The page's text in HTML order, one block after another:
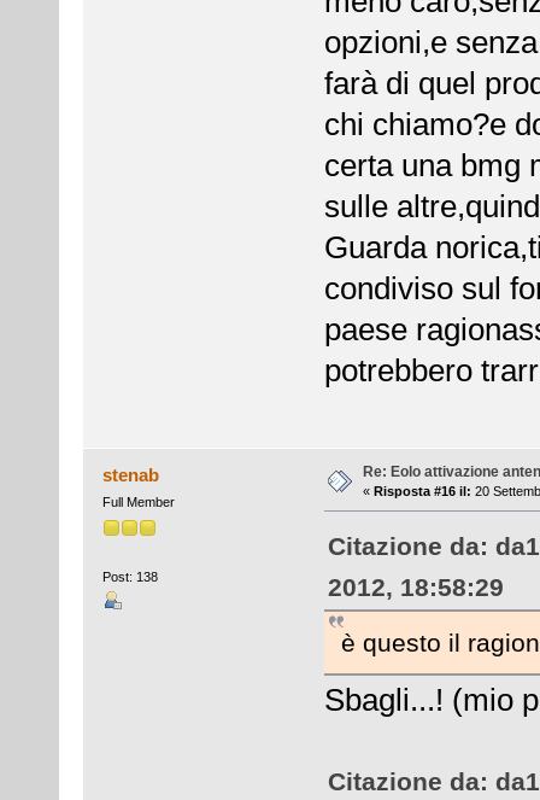
opzioni,e
farà di quel
chi chiamo?e
certa una bmg
sulle
Guarda
condiviso sul
paese
potrebbero
stenab
Full Member
Post: 138
Re: Eolo attivazione
« Risposta #16 il: 20
Citazione da:
2012, 18:58:29
è questo il
Sbagli...! (mio
Citazione da: